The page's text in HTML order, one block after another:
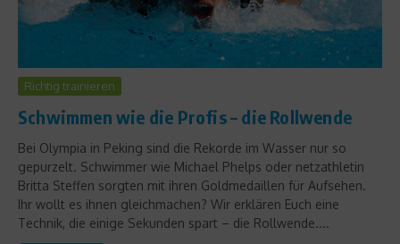
Richtig trainieren
Schwimmen wie die Profis – die Rollwende
Bei Olympia in Peking sind die Rekorde im Wasser nur so
gepurzelt. Schwimmer wie Michael Phelps oder netzathletin
Britta Steffen sorgten mit ihren Goldmedaillen für Aufsehen.
Ihr wollt es ihnen gleichmachen? Wir erklären Euch eine
Technik, die einige Sekunden spart – die Rollwende....